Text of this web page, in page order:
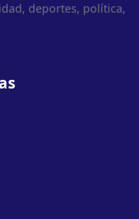
deportes, política,